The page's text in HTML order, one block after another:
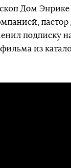
Дом
подписку
из